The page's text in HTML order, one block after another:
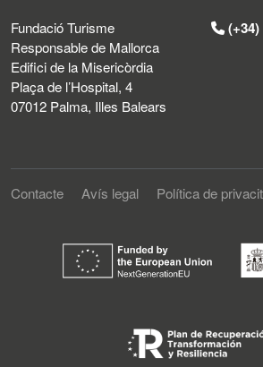
Fundació Turisme
Responsable de Mallorca
Edifici de la Misericòrdia
Plaça de l’Hospital, 4
07012 Palma, Illes Balears
(+34)
Contacte Avís legal Política de